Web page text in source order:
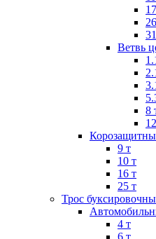
Ветвь
8
9 т
10 т
16 т
25 т
Трос
4 т
6 т